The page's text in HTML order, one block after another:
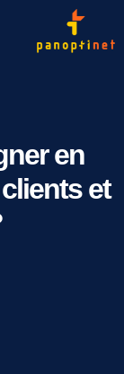
en
et